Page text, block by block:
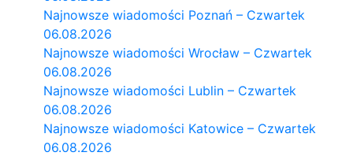
Najnowsze wiadomości Poznań – Czwartek
06.08.2026
Najnowsze wiadomości Wrocław – Czwartek
06.08.2026
Najnowsze wiadomości Lublin – Czwartek
06.08.2026
Najnowsze wiadomości Katowice – Czwartek
06.08.2026